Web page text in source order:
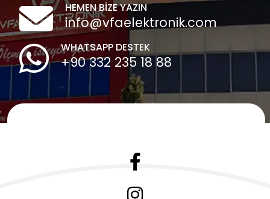
HEMEN BİZE YAZIN
info@vfaelektronik.com
WHATSAPP DESTEK
+90 332 235 18 88